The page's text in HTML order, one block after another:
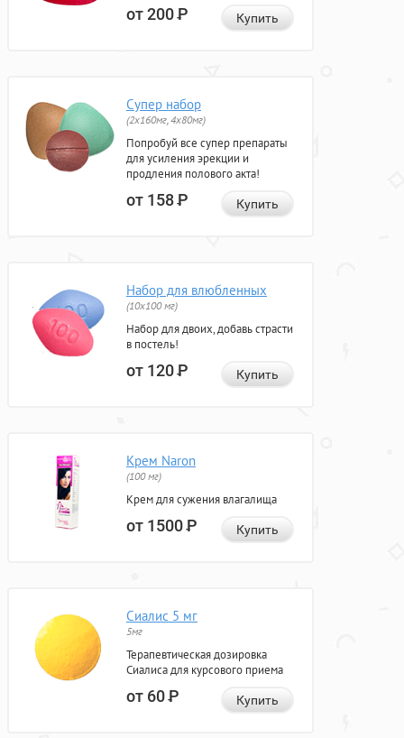
от 200Р Купить
Супер набор
(2х160мг, 4х80мг)
Попробуй все супер препараты
для усиления эрекции и
продления полового акта!
от 158Р Купить
Набор для влюбленных
(10х100 мг)
Набор для двоих, добавь страсти
в постель!
от 120Р Купить
Крем Naron
(100 мг)
Крем для сужения влагалища
от 1500Р Купить
Сиалис 5 мг
5мг
Терапевтическая дозировка
Сиалиса для курсового приема
от 60Р Купить